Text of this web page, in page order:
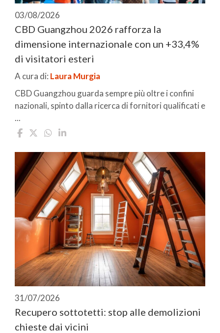
03/08/2026
CBD Guangzhou 2026 rafforza la
dimensione internazionale con un +33,4%
di visitatori esteri
A cura di: Laura Murgia
CBD Guangzhou guarda sempre più oltre i confini
nazionali, spinto dalla ricerca di fornitori qualificati e
...
31/07/2026
Recupero sottotetti: stop alle demolizioni
chieste dai vicini